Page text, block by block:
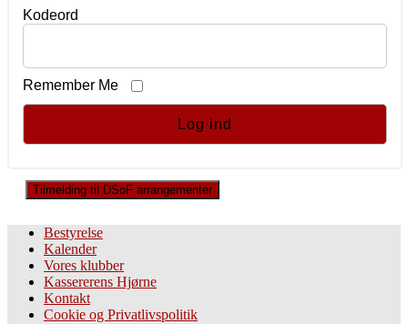
Kodeord
Remember Me
Tilmelding til DSoF arrangementer
Bestyrelse
Kalender
Vores klubber
Kassererens Hjørne
Kontakt
Cookie og Privatlivspolitik